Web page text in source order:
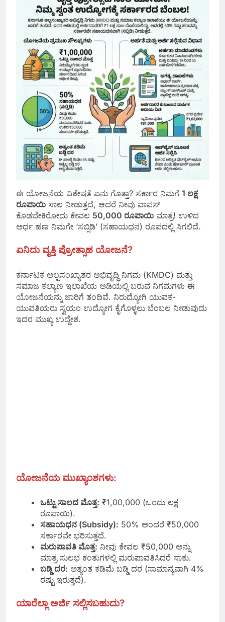
ಈ ಯೋಜನೆಯ ವಿಶೇಷತೆ ಏನು ಗೊತ್ತಾ? ಸರ್ಕಾರ ನಿಮಗೆ 1 ಲಕ್ಷ
ರೂಪಾಯಿ ಸಾಲ ನೀಡುತ್ತದೆ, ಆದರೆ ನೀವು ವಾಪಸ್
ಕೊಡಬೇಕಿರೋದು ಕೇವಲ 50,000 ರೂಪಾಯಿ ಮಾತ್ರ! ಉಳಿದ
ಅರ್ಧ ಹಣ ನಿಮಗೇ ‘ಸಬ್ಸಿಡಿ’ (ಸಹಾಯಧನ) ರೂಪದಲ್ಲಿ ಸಿಗಲಿದೆ.
ಏನಿದು ವೃತ್ತಿ ಪ್ರೋತ್ಸಾಹ ಯೋಜನೆ?
ಕರ್ನಾಟಕ ಅಲ್ಪಸಂಖ್ಯಾತರ ಅಭಿವೃದ್ಧಿ ನಿಗಮ (KMDC) ಮತ್ತು
ಸಮಾಜ ಕಲ್ಯಾಣ ಇಲಾಖೆಯ ಅಡಿಯಲ್ಲಿ ಬರುವ ನಿಗಮಗಳು ಈ
ಯೋಜನೆಯನ್ನು ಜಾರಿಗೆ ತಂದಿವೆ. ನಿರುದ್ಯೋಗಿ ಯುವಕ-
ಯುವತಿಯರು ಸ್ವಯಂ ಉದ್ಯೋಗ ಕೈಗೊಳ್ಳಲು ಬೆಂಬಲ ನೀಡುವುದು
ಇದರ ಮುಖ್ಯ ಉದ್ದೇಶ.
ಯೋಜನೆಯ ಮುಖ್ಯಾಂಶಗಳು:
ಒಟ್ಟು ಸಾಲದ ಮೊತ್ತ: ₹1,00,000 (ಒಂದು ಲಕ್ಷ
ರೂಪಾಯಿ).
ಸಹಾಯಧನ (Subsidy): 50% ಅಂದರೆ ₹50,000
ಸರ್ಕಾರವೇ ಭರಿಸುತ್ತದೆ.
ಮರುಪಾವತಿ ಮೊತ್ತ: ನೀವು ಕೇವಲ ₹50,000 ಅನ್ನು
ಮಾತ್ರ ಸುಲಭ ಕಂತುಗಳಲ್ಲಿ ಮರುಪಾವತಿಸಿದರೆ ಸಾಕು.
ಬಡ್ಡಿ ದರ: ಅತ್ಯಂತ ಕಡಿಮೆ ಬಡ್ಡಿ ದರ (ಸಾಮಾನ್ಯವಾಗಿ 4%
ರಷ್ಟು ಇರುತ್ತದೆ).
ಯಾರೆಲ್ಲಾ ಅರ್ಜಿ ಸಲ್ಲಿಸಬಹುದು?